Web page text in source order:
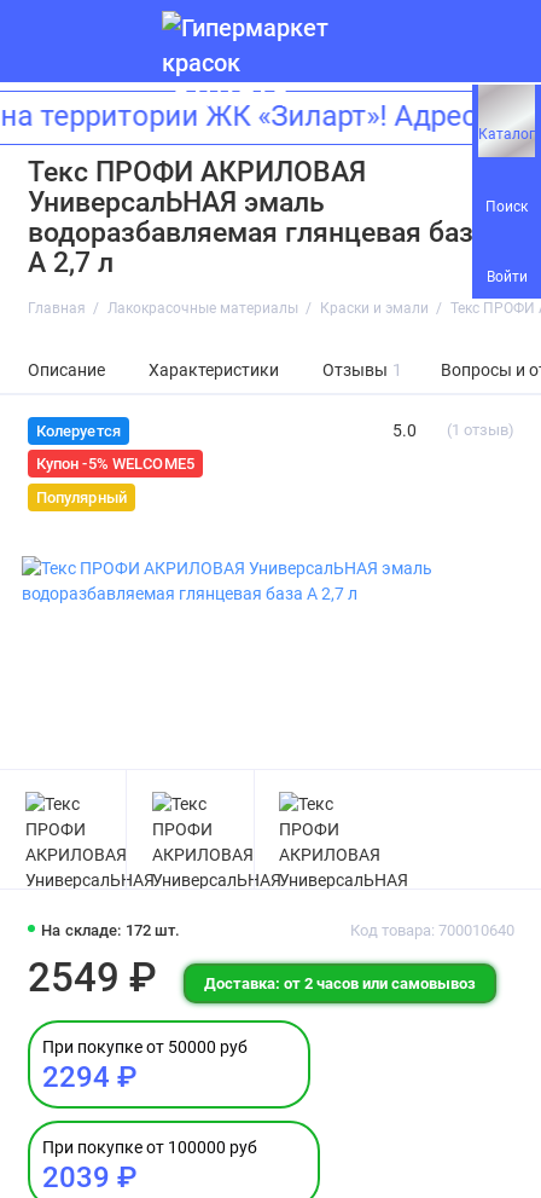
Каталог
Поиск
Войти
территории ЖК «Зиларт»!
Текс ПРОФИ АКРИЛОВАЯ
УниверсалЬНАЯ эмаль
водоразбавляемая глянцевая база
A 2,7 л
Главная Лакокрасочные материалы Краски и эмали Текс ПРОФИ
Описание Характеристики Отзывы 1 Вопросы и
Колеруется
Купон -5% WELCOME5
Популярный
5.0 (1 отзыв)
На складе: 172 шт. Код товара: 700010640
2549 ₽ Доставка: от 2 часов или самовывоз
При покупке от 50000 руб
2294 ₽
При покупке от 100000 руб
2039 ₽